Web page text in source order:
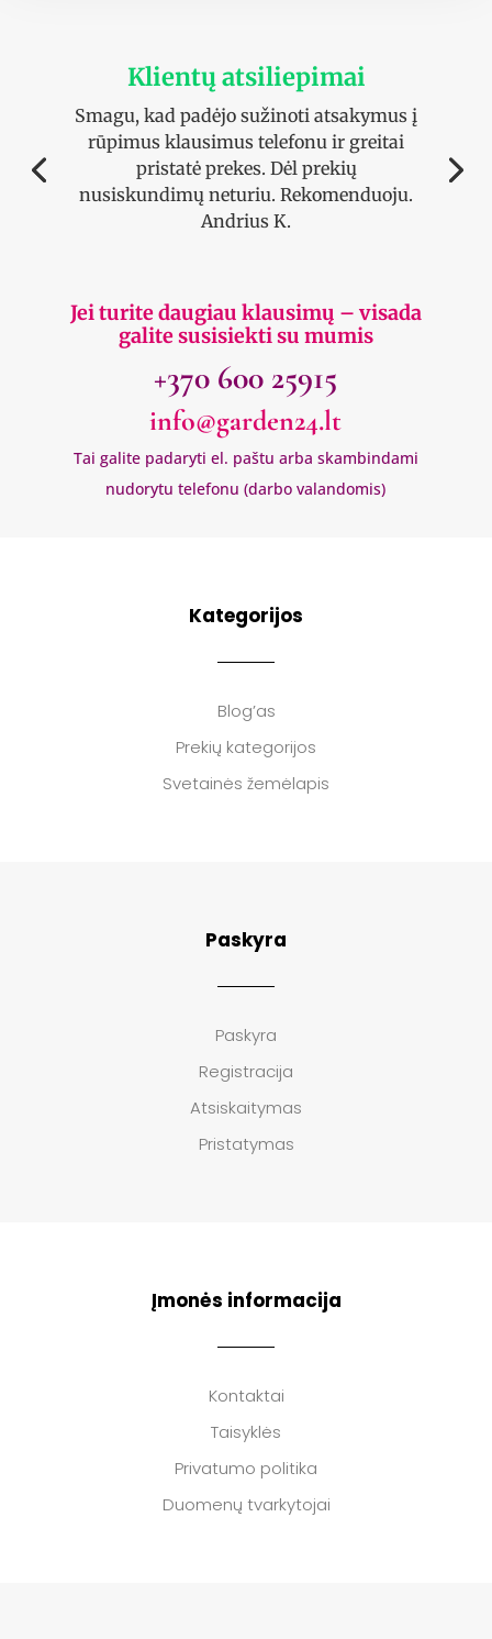
Klientų atsiliepimai
Smagu, kad padėjo sužinoti atsakymus į
rūpimus klausimus telefonu ir greitai
pristatė prekes. Dėl prekių
nusiskundimų neturiu. Rekomenduoju.
Andrius K.
Jei turite daugiau klausimų – visada
galite susisiekti su mumis
+370 600 25915
info@garden24.lt
Tai galite padaryti el. paštu arba skambindami
nudorytu telefonu (darbo valandomis)
Kategorijos
Blog’as
Prekių kategorijos
Svetainės žemėlapis
Paskyra
Paskyra
Registracija
Atsiskaitymas
Pristatymas
Įmonės informacija
Kontaktai
Taisyklės
Privatumo politika
Duomenų tvarkytojai